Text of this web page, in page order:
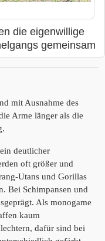
die eigenwillige
gemeinsam
mit Ausnahme des
Arme länger als die
deutlicher
oft größer und
Utans und Gorillas
Bei Schimpansen und
Als monogame
kaum
dafür sind bei